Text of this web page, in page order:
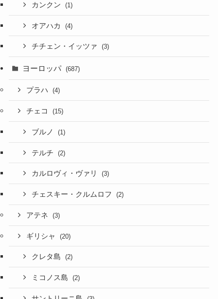
カンクン (1)
オアハカ (4)
チチェン・イッツァ (3)
ヨーロッパ (687)
プラハ (4)
チェコ (15)
ブルノ (1)
テルチ (2)
カルロヴィ・ヴァリ (3)
チェスキー・クルムロフ (2)
アテネ (3)
ギリシャ (20)
クレタ島 (2)
ミコノス島 (2)